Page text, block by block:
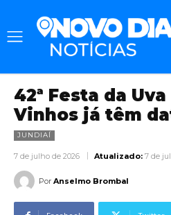
42ª Festa da Uva
Vinhos já têm
JUNDIAÍ
7 de julho de 2026 Atualizado: 7 de
Por Anselmo Brombal